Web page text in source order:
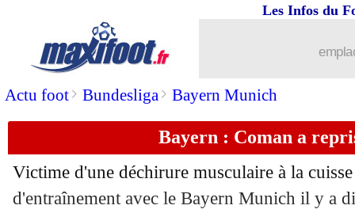
Actu foot> Bundesliga> Bayern Munich
Les Infos du
Bayern : Coman a
Victime d'une déchirure musculaire à la
d'entraînement avec le Bayern Munich il y a
: Rongier a prolongé (officiel)
20/09 Barça: remplaçant, Piqué ne baisse
: Le Fée juge son niveau
20/09 Rennes: prix fixé pour Majer
20/09 Man City: un danger pour l'avenir de